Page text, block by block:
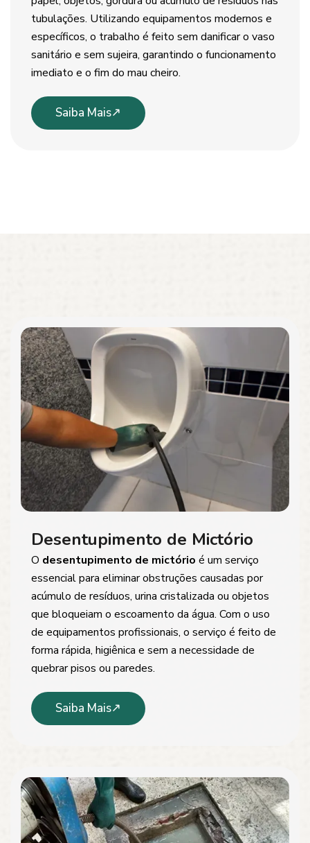
tubulações. Utilizando equipamentos modernos e
específicos, o trabalho é feito sem danificar o vaso
sanitário e sem sujeira, garantindo o funcionamento
imediato e o fim do mau cheiro.
Saiba Mais
Desentupimento de Mictório
O desentupimento de mictório é um serviço
essencial para eliminar obstruções causadas por
acúmulo de resíduos, urina cristalizada ou objetos
que bloqueiam o escoamento da água. Com o uso
de equipamentos profissionais, o serviço é feito de
forma rápida, higiênica e sem a necessidade de
quebrar pisos ou paredes.
Saiba Mais